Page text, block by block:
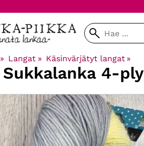
‪» Langat ‪» Käsinvärjätyt langat ‪»
Sukkalanka 4-ply